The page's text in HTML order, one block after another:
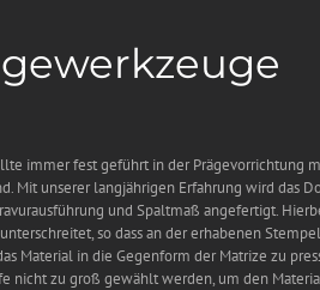
immer fest geführt in der Prägevorrichtung
Mit unserer langjährigen Erfahrung wird das
und Spaltmaß angefertigt.
so dass an der erhabenen
Material in die Gegenform der Matrize zu
nicht zu groß gewählt werden, um den